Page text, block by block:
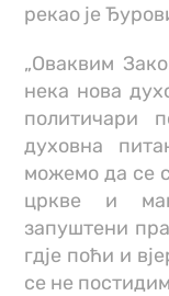
рекао је
„Оваквим
нека нова
политичари
духовна
можемо да се
цркве и
запуштени
гдје поћи и
се не